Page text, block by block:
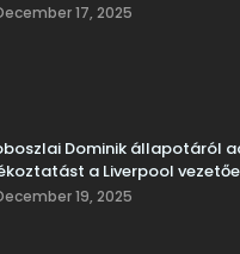
17, 2025
Dominik állapotáról
a Liverpool
19, 2025